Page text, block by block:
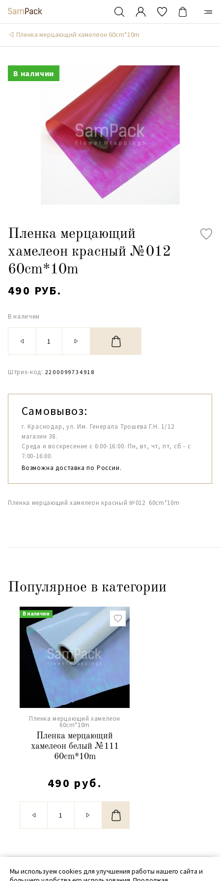
Пленка мерцающий хамелеон 60cm*10m
В наличии
Пленка мерцающий
хамелеон красный №012
60cm*10m
490 РУБ.
В наличии
Штрих-код: 2200099734918
Самовывоз:
г. Краснодар, ул. Им. Генерала Трошева Г.Н. 1/12
магазин 38.
Среда и воскресение с 6:00-16:00. Пн, вт, чт, пт, сб - с
7:00-16:00.
Возможна доставка по России.
Пленка мерцающий хамелеон красный №012 60cm*10m
Популярное в категории
В наличии
Пленка мерцающий хамелеон
60cm*10m
Пленка мерцающий
хамелеон белый №111
60cm*10m
490 руб.
© 2020 - 2026 SamPack
Мы используем cookies для улучшения работы нашего сайта и